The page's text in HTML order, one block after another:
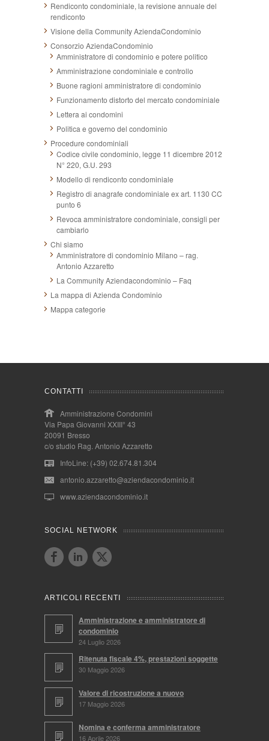
Rendiconto condominiale, la revisione annuale del
rendiconto
Visione della Community AziendaCondominio
Consorzio AziendaCondominio
Amministratore di condominio e potere politico
Amministrazione condominiale e controllo
Buone ragioni amministratore di condominio
Funzionamento distorto del mercato condominiale
Lettera ai condomini
Politica e governo del condominio
Procedure condominiali
Codice civile condominio, legge 11 dicembre 2012
N° 220, G.U. 293
Modello di rendiconto condominiale
Registro di anagrafe condominiale ex art. 1130 CC
punto 6
Revoca amministratore condominiale, consigli per
cambiarlo
Chi siamo
Amministratore di condominio Milano – rag.
Antonio Azzaretto
La Community Aziendacondominio – Faq
La mappa di Azienda Condominio
Mappa categorie
CONTATTI
Amministrazione Condomini
Via Papa Giovanni XXIII° 43
20091 Bresso
c/o studio Rag. Antonio Azzaretto
InfoLine: (+39) 02.674.81.304
antonio.azzaretto@aziendacondominio.it
www.aziendacondominio.it
SOCIAL NETWORK
ARTICOLI RECENTI
Amministrazione e amministratore di
condominio
24 Luglio 2026
Ritenuta fiscale 4%, prestazioni soggette
30 Maggio 2026
Valore di ricostruzione a nuovo
17 Maggio 2026
Nomina e conferma amministratore
16 Aprile 2026